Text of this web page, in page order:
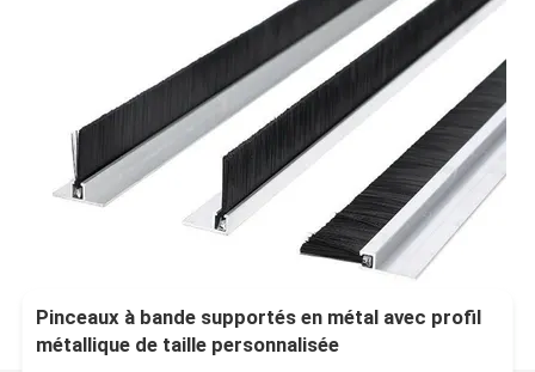
Pinceaux à bande supportés en métal avec profil
métallique de taille personnalisée